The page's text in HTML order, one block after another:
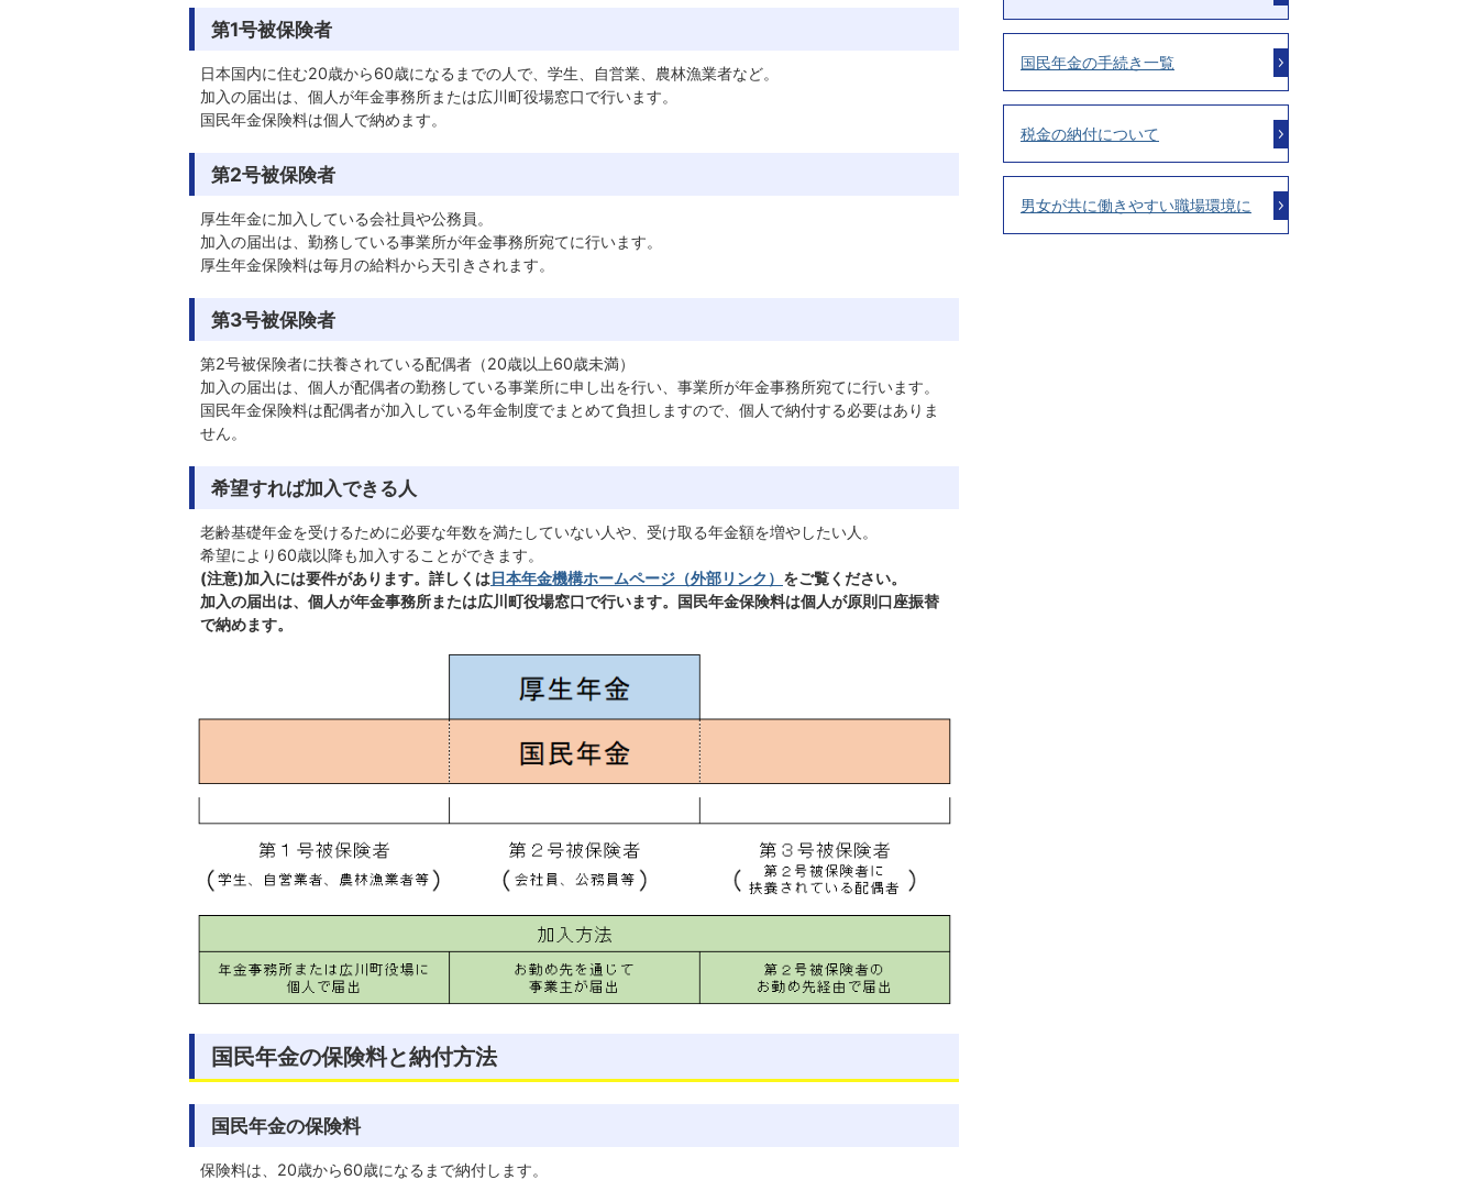
第1号被保険者
日本国内に住む20歳から60歳になるまでの人で、学生、自営業、農林漁業者など。
加入の届出は、個人が年金事務所または広川町役場窓口で行います。
国民年金保険料は個人で納めます。
第2号被保険者
厚生年金に加入している会社員や公務員。
加入の届出は、勤務している事業所が年金事務所宛てに行います。
厚生年金保険料は毎月の給料から天引きされます。
第3号被保険者
第2号被保険者に扶養されている配偶者（20歳以上60歳未満）
加入の届出は、個人が配偶者の勤務している事業所に申し出を行い、事業所が年金事務所宛てに行います。
国民年金保険料は配偶者が加入している年金制度でまとめて負担しますので、個人で納付する必要はありま
せん。
希望すれば加入できる人
老齢基礎年金を受けるために必要な年数を満たしていない人や、受け取る年金額を増やしたい人。
希望により60歳以降も加入することができます。
(注意)加入には要件があります。詳しくは日本年金機構ホームページ（外部リンク） をご覧ください。
加入の届出は、個人が年金事務所または広川町役場窓口で行います。国民年金保険料は個人が原則口座振替
で納めます。
国民年金の保険料と納付方法
国民年金の保険料
保険料は、20歳から60歳になるまで納付します。
国民年金の手続き一覧
税金の納付について
男女が共に働きやすい職場環境に